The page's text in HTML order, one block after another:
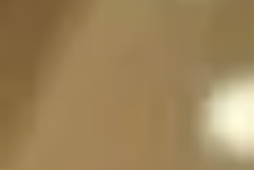
separadas para que